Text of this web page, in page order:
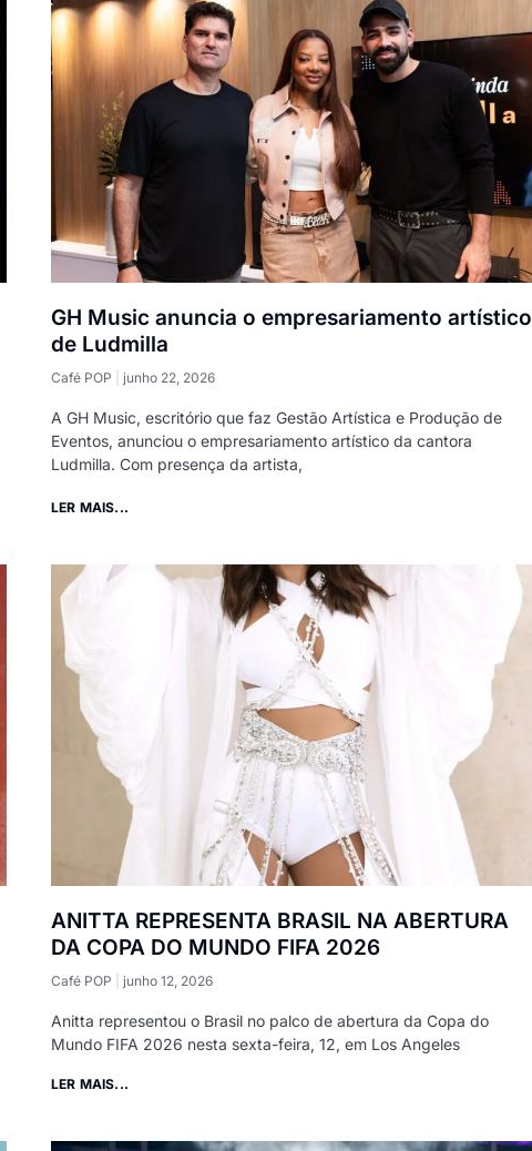
GH Music anuncia o empresariamento artístico
de Ludmilla
Café POP junho 22, 2026
A GH Music, escritório que faz Gestão Artística e Produção de
Eventos, anunciou o empresariamento artístico da cantora
Ludmilla. Com presença da artista,
LER MAIS...
ANITTA REPRESENTA BRASIL NA ABERTURA
DA COPA DO MUNDO FIFA 2026
Café POP junho 12, 2026
Anitta representou o Brasil no palco de abertura da Copa do
Mundo FIFA 2026 nesta sexta-feira, 12, em Los Angeles
LER MAIS...